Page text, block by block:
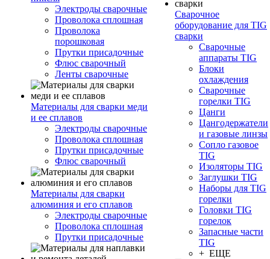
Электроды сварочные
Проволока сплошная
Проволока
порошковая
Прутки присадочные
Флюс сварочный
Ленты сварочные
Материалы для сварки меди
и ее сплавов
Электроды сварочные
Проволока сплошная
Прутки присадочные
Флюс сварочный
Материалы для сварки
алюминия и его сплавов
Электроды сварочные
Проволока сплошная
Прутки присадочные
Сварочное
оборудование для TIG
сварки
Сварочные
аппараты TIG
Блоки
охлаждения
Сварочные
горелки TIG
Цанги
Цангодержатели
и газовые линзы
Сопло газовое
TIG
Изоляторы TIG
Заглушки TIG
Наборы для TIG
горелки
Головки TIG
горелок
Запасные части
TIG
+ ЕЩЕ